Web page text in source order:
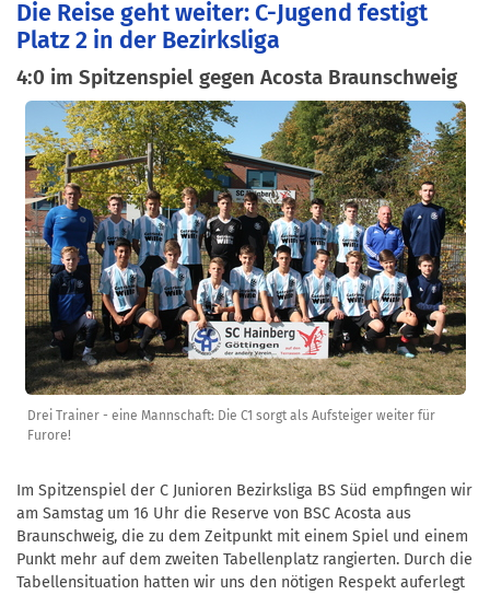
Die Reise geht weiter: C-Jugend festigt
Platz 2 in der Bezirksliga
4:0 im Spitzenspiel gegen Acosta Braunschweig
Drei Trainer - eine Mannschaft: Die C1 sorgt als Aufsteiger weiter für
Furore!
Im Spitzenspiel der C Junioren Bezirksliga BS Süd empfingen wir
am Samstag um 16 Uhr die Reserve von BSC Acosta aus
Braunschweig, die zu dem Zeitpunkt mit einem Spiel und einem
Punkt mehr auf dem zweiten Tabellenplatz rangierten. Durch die
Tabellensituation hatten wir uns den nötigen Respekt auferlegt